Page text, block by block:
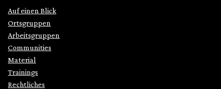
Auf einen Blick
Ortsgruppen
Arbeitsgruppen
Communities
Material
Trainings
Rechtliches